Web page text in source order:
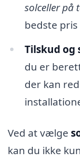
solceller på
bedste pris
Tilskud
du er
der kan
Ved at vælge
kan du ikke